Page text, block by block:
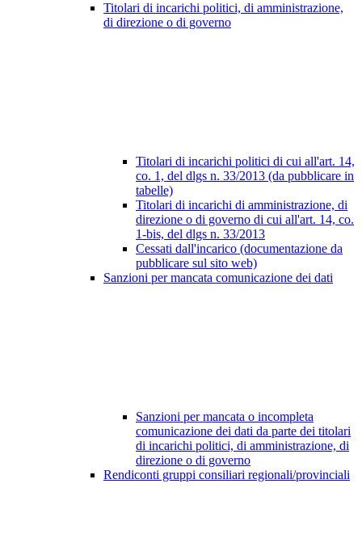
Titolari di incarichi politici, di amministrazione,
di direzione o di governo
Titolari di incarichi politici di cui all'art. 14,
co. 1, del dlgs n. 33/2013 (da pubblicare in
tabelle)
Titolari di incarichi di amministrazione, di
direzione o di governo di cui all'art. 14, co.
1-bis, del dlgs n. 33/2013
Cessati dall'incarico (documentazione da
pubblicare sul sito web)
Sanzioni per mancata comunicazione dei dati
Sanzioni per mancata o incompleta
comunicazione dei dati da parte dei titolari
di incarichi politici, di amministrazione, di
direzione o di governo
Rendiconti gruppi consiliari regionali/provinciali